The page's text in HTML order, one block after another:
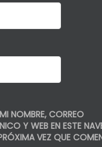
NOMBRE, CORREO
Y WEB EN ESTE
VEZ QUE